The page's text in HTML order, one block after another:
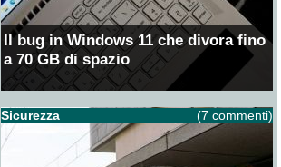
Il bug in Windows 11 che divora fino
a 70 GB di spazio
Sicurezza (7 commenti)